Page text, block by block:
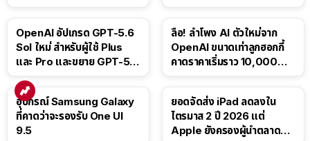
OpenAI อัปเกรด GPT-5.6
Sol ใหม่ สำหรับผู้ใช้ Plus
และ Pro และขยาย GPT-5.6
ลือ! ลำโพง AI ตัวใหม่จาก
OpenAI ขนาดเท่าลูกฮอกกี้
คาดราคาเริ่มราว 10,000
อุปกรณ์ Samsung Galaxy
ที่คาดว่าจะรองรับ One UI
9.5
ยอดจัดส่ง iPad ลดลงใน
ไตรมาส 2 ปี 2026 แต่
Apple ยังครองผู้นำตลาด